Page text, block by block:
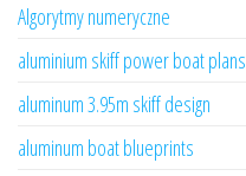
Algorytmy numeryczne
aluminium skiff power boat plans
aluminum 3.95m skiff design
aluminum boat blueprints